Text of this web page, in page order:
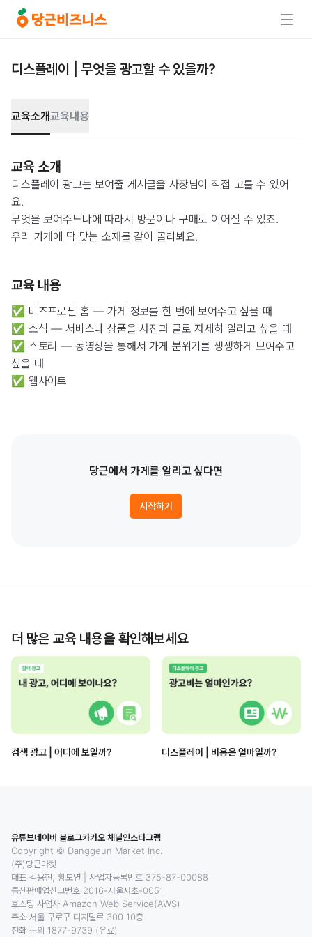
디스플레이 | 무엇을 광고할 수 있을까?
교육소개교육내용
교육 소개
디스플레이 광고는 보여줄 게시글을 사장님이 직접 고를 수 있어
요.
무엇을 보여주느냐에 따라서 방문이나 구매로 이어질 수 있죠.
우리 가게에 딱 맞는 소재를 같이 골라봐요.
교육 내용
✅ 비즈프로필 홈 — 가게 정보를 한 번에 보여주고 싶을 때
✅ 소식 — 서비스나 상품을 사진과 글로 자세히 알리고 싶을 때
✅ 스토리 — 동영상을 통해서 가게 분위기를 생생하게 보여주고
싶을 때
✅ 웹사이트
당근에서 가게를 알리고 싶다면
시작하기
더 많은 교육 내용을 확인해보세요
검색 광고 | 어디에 보일까? 디스플레이 | 비용은 얼마일까?
유튜브네이버 블로그카카오 채널인스타그램
Copyright © Danggeun Market Inc.
(주)당근마켓
대표 김용현, 황도연
사업자등록번호 375-87-00088
통신판매업신고번호 2016-서울서초-0051
호스팅 사업자 Amazon Web Service(AWS)
주소 서울 구로구 디지털로 300 10층
전화 문의 1877-9739 (유료)